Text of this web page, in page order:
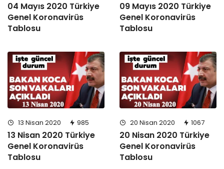
04 Mayıs 2020 Türkiye
Genel Koronavirüs
Tablosu
09 Mayıs 2020 Türkiye
Genel Koronavirüs
Tablosu
13 Nisan 2020 985
13 Nisan 2020 Türkiye
Genel Koronavirüs
Tablosu
20 Nisan 2020 1067
20 Nisan 2020 Türkiye
Genel Koronavirüs
Tablosu